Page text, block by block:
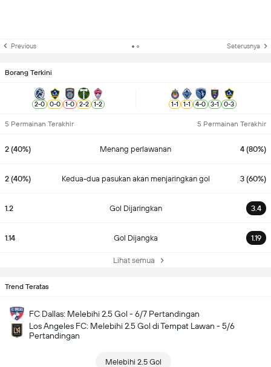
Previous Seterusnya
Borang Terkini
2-0 0-0 1-0 2-2 1-2 1-1 1-1 4-0 3-1 0-3
5 Permainan Terakhir 5 Permainan Terakhir
2 (40%) Menang perlawanan 4 (80%)
2 (40%) Kedua-dua pasukan akan menjaringkan gol 3 (60%)
1.2 Gol Dijaringkan 3.4
1.14 Gol Dijangka 1.19
Lihat semua
Trend Teratas
FC Dallas: Melebihi 2.5 Gol - 6/7 Pertandingan
Los Angeles FC: Melebihi 2.5 Gol di Tempat Lawan - 5/6
Pertandingan
Melebihi 2.5 Gol